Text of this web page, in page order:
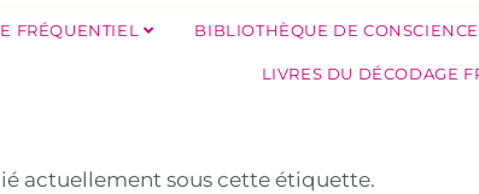
FRÉQUENTIEL BIBLIOTHÈQUE DE CONSCIENCE
LIVRES DU DÉCODAGE
actuellement sous cette étiquette.